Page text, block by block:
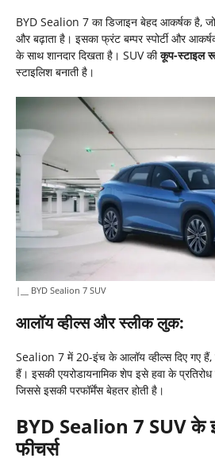
BYD Sealion 7 का डिजाइन बेहद आकर्षक है,
और बढ़ाता है। इसका फ्रंट बम्पर स्पोर्टी और
के साथ शानदार दिखता है। SUV कीकूप-स्टाइल
स्टाइलिश बनाती है।
|__ BYD Sealion 7 SUV
आलॉय व्हील्स और स्लीक लुक:
Sealion 7 में 20-इंच के आलॉय व्हील्स दिए गए
हैं। इसकी एयरोडायनामिक शेप इसे हवा के
जिससे इसकी परफॉर्मेंस बेहतर होती है।
BYD Sealion 7 SUVके
फीचर्स